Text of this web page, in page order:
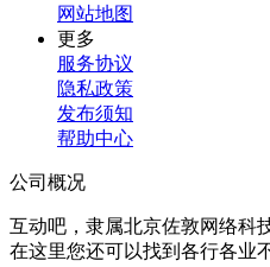
网站地图
更多
服务协议
隐私政策
发布须知
帮助中心
公司概况
互动吧，隶属北京佐敦网络科
在这里您还可以找到各行各业